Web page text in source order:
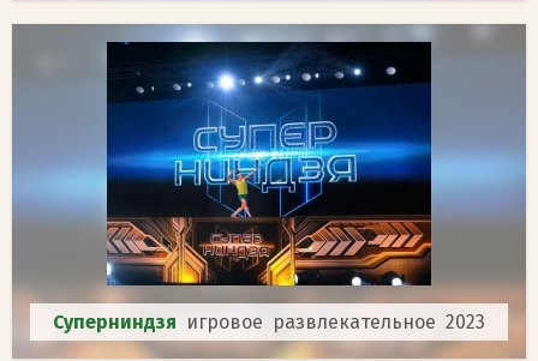
Суперниндзя игровое развлекательное 2023